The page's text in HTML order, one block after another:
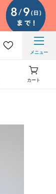
メニュー
カート